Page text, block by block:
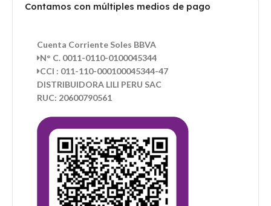
Contamos con múltiples medios de pago
Cuenta Corriente Soles BBVA
N° C. 0011-0110-0100045344
CCI : 011-110-000100045344-47
DISTRIBUIDORA LILI PERU SAC
RUC: 20600790561